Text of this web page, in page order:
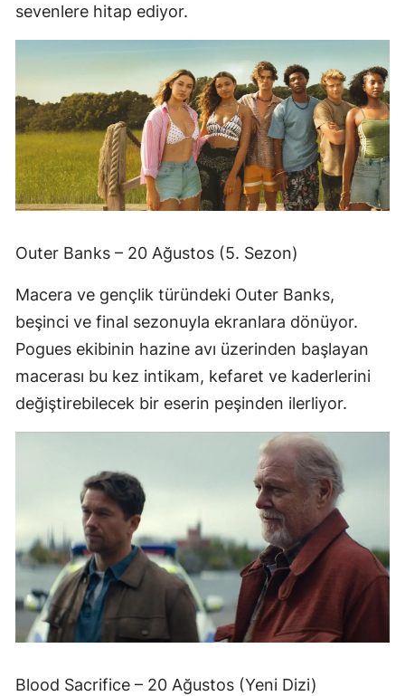
sevenlere hitap ediyor.
Outer Banks – 20 Ağustos (5. Sezon)
Macera ve gençlik türündeki Outer Banks,
beşinci ve final sezonuyla ekranlara dönüyor.
Pogues ekibinin hazine avı üzerinden başlayan
macerası bu kez intikam, kefaret ve kaderlerini
değiştirebilecek bir eserin peşinden ilerliyor.
Blood Sacrifice – 20 Ağustos (Yeni Dizi)